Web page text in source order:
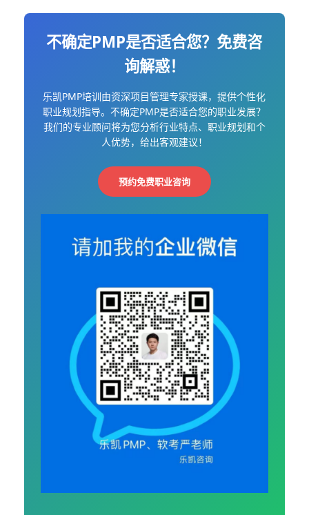
不确定PMP是否适合您？免费咨
询解惑！
乐凯PMP培训由资深项目管理专家授课，提供个性化
职业规划指导。不确定PMP是否适合您的职业发展？
我们的专业顾问将为您分析行业特点、职业规划和个
人优势，给出客观建议！
预约免费职业咨询